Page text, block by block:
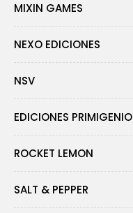
MIXIN GAMES
NEXO EDICIONES
NSV
EDICIONES PRIMIGENIO
ROCKET LEMON
SALT & PEPPER